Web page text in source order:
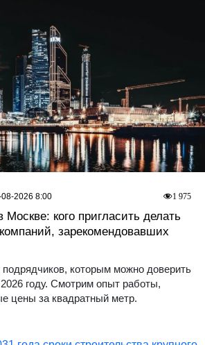
Москве: кого пригласить делать
зарекомендовавших
подрядчиков, которым можно доверить
году. Смотрим опыт работы,
цены за квадратный метр.
1 975
2026 8:00